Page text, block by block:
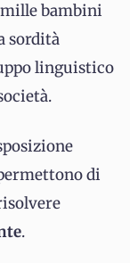
bambini
sordità
linguistico
di
.